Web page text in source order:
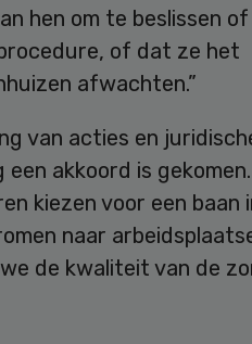
hen om te beslissen
of dat ze het
afwachten.”
van acties en
akkoord is
kiezen voor een baan
naar
de kwaliteit van de